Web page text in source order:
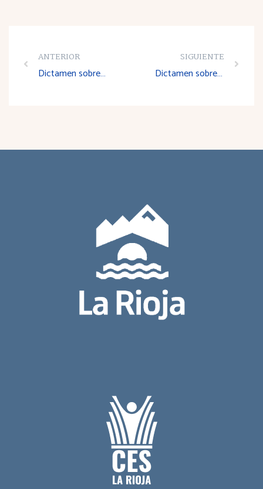
ANTERIOR
Dictamen sobre el Plan de Inmigración de La Rioja 2004-2007
SIGUIENTE
Dictamen sobre el Proyecto de Decreto por el que se modifica el Decreto 55/2001, de 21 de diciembre, por el que se aprueba el Reglamento de desarrollo de la Ley 5/2000, de 25 de octubre, de saneamiento y depuración de aguas residuales de La Rioja